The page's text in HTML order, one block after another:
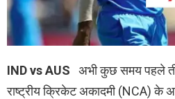
IND vs AUS अभी कुछ समय पहले
राष्ट्रीयक्रिकेटअकादमी (NCA)के